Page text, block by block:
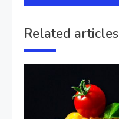
Related articles